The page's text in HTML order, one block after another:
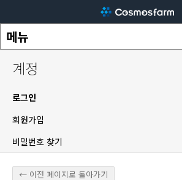
계정
로그인
회원가입
비밀번호 찾기
← 이전 페이지로 돌아가기